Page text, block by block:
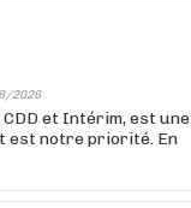
2026
et Intérim, est une
est notre priorité. En